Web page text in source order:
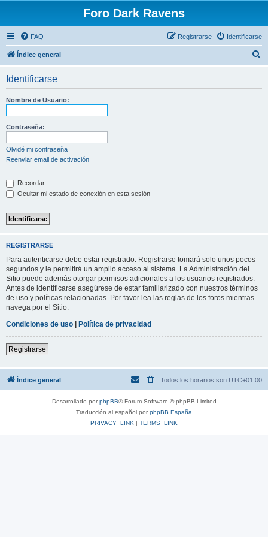
Foro Dark Ravens
FAQ Identificarse
Registrarse
Índice general
Identificarse
Nombre de Usuario:
Contraseña:
Olvidé mi contraseña
Reenviar email de activación
Recordar
Ocultar mi estado de conexión en esta sesión
REGISTRARSE
Para autenticarse debe estar registrado. Registrarse tomará solo unos pocos
segundos y le permitirá un amplio acceso al sistema. La Administración del
Sitio puede además otorgar permisos adicionales a los usuarios registrados.
Antes de identificarse asegúrese de estar familiarizado con nuestros términos
de uso y políticas relacionadas. Por favor lea las reglas de los foros mientras
navega por el Sitio.
Condiciones de uso | Política de privacidad
Registrarse
Índice general Todos los horarios son UTC+01:00
Desarrollado porphpBB® Forum Software © phpBB Limited
Traducción al español porphpBB España
PRIVACY_LINK | TERMS_LINK